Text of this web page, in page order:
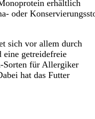
erhältlich
oder
sich vor allem durch
eine getreidefreie
Sorten für Allergiker
hat das Futter